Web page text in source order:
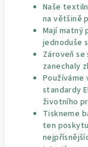
Naše
na většině
Mají matný
jednoduše
Zároveň
zanechaly
standardy
životního
Tiskneme
ten